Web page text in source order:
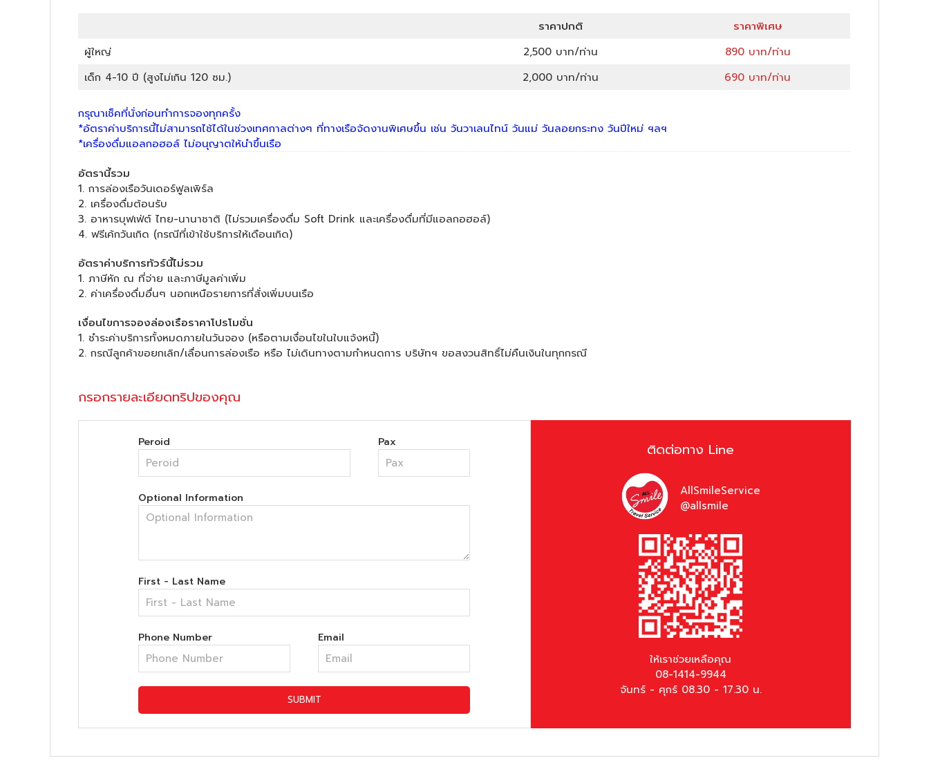
ราคาปกติ
ราคาพิเศษ
ผู้ใหญ่
2,500 บาท/ท่าน
890 บาท/ท่าน
เด็ก 4-10 ปี (สูงไม่เกิน 120 ซม.)
2,000 บาท/ท่าน 690 บาท/ท่าน
กรุณาเช็คที่นั่งก่อนทำการจองทุกครั้ง
*อัตราค่าบริการนี้ไม่สามารถไช้ได้ในช่วงเทศกาลต่างๆ ที่ทางเรือจัดงานพิเศษขึ้น เช่น วันวาเลนไทน์ วันแม่ วันลอยกระทง วันปีใหม่ ฯลฯ
*เครื่องดื่มแอลกอฮอล์ ไม่อนุญาตให้นำขึ้นเรือ
อัตรานี้รวม
1. การล่องเรือวันเดอร์ฟูลเพิร์ล
2. เครื่องดื่มต้อนรับ
3. อาหารบุฟเฟ่ต์ ไทย-นานาชาติ (ไม่รวมเครื่องดื่ม Soft Drink และเครื่องดื่มที่มีแอลกอฮอล์)
4. ฟรีเค้กวันเกิด (กรณีที่เข้าใช้บริการให้เดือนเกิด)
อัตราค่าบริการทัวร์นี้ไม่รวม
1. ภาษีหัก ณ ที่จ่าย และภาษีมูลค่าเพิ่ม
2. ค่าเครื่องดื่มอื่นๆ นอกเหนือรายการที่สั่งเพิ่มบนเรือ
เงื่อนไขการจองล่องเรือราคาโปรโมชั่น
1. ชำระค่าบริการทั้งหมดภายในวันจอง (หรือตามเงื่อนไขในใบแจ้งหนี้)
2. กรณีลูกค้าขอยกเลิก/เลื่อนการล่องเรือ หรือ ไม่เดินทางตามกำหนดการ บริษัทฯ ขอสงวนสิทธิ์ไม่คืนเงินในทุกกรณี
กรอกรายละเอียดทริปของคุณ
Peroid Pax
Optional Information
First - Last Name
Phone Number Email
SUBMIT
ติดต่อทาง Line
AllSmileService
@allsmile
ให้เราช่วยเหลือคุณ
08-1414-9944
จันทร์ - ศุกร์ 08.30 - 17.30 น.